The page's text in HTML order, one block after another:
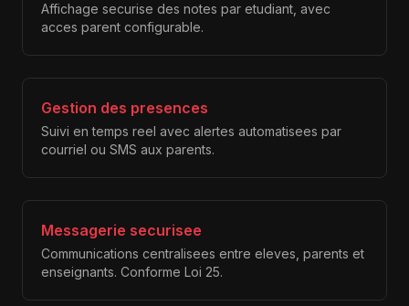
Affichage securise des notes par etudiant, avec
acces parent configurable.
Gestion des presences
Suivi en temps reel avec alertes automatisees par
courriel ou SMS aux parents.
Messagerie securisee
Communications centralisees entre eleves, parents et
enseignants. Conforme Loi 25.